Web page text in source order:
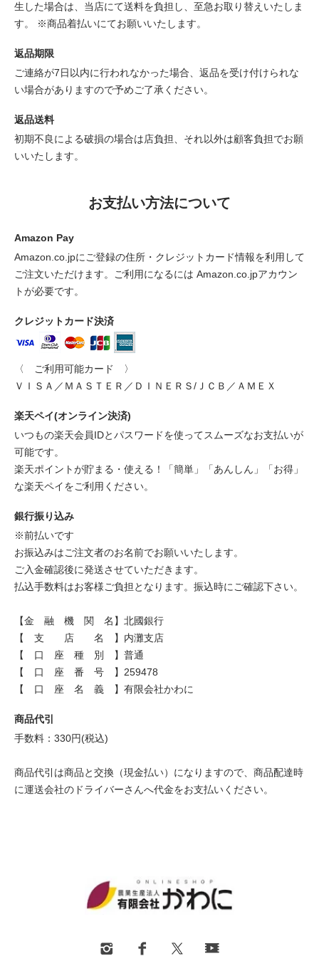
生した場合は、当店にて送料を負担し、至急お取り替えいたしま
す。 ※商品着払いにてお願いいたします。
返品期限
ご連絡が7日以内に行われなかった場合、返品を受け付けられな
い場合がありますので予めご了承ください。
返品送料
初期不良による破損の場合は店負担、それ以外は顧客負担でお願
いいたします。
お支払い方法について
Amazon Pay
Amazon.co.jpにご登録の住所・クレジットカード情報を利用して
ご注文いただけます。ご利用になるには Amazon.co.jpアカウン
トが必要です。
クレジットカード決済
〈 ご利用可能カード 〉
ＶＩＳＡ／ＭＡＳＴＥＲ／ＤＩＮＥＲＳ/ＪＣＢ／ＡＭＥＸ
楽天ペイ(オンライン決済)
いつもの楽天会員IDとパスワードを使ってスムーズなお支払いが
可能です。
楽天ポイントが貯まる・使える！「簡単」「あんしん」「お得」
な楽天ペイをご利用ください。
銀行振り込み
※前払いです
お振込みはご注文者のお名前でお願いいたします。
ご入金確認後に発送させていただきます。
払込手数料はお客様ご負担となります。振込時にご確認下さい。
【金 融 機 関 名】北國銀行
【 支 店 名 】内灘支店
【 口 座 種 別 】普通
【 口 座 番 号 】259478
【 口 座 名 義 】有限会社かわに
商品代引
手数料：330円(税込)
商品代引は商品と交換（現金払い）になりますので、商品配達時
に運送会社のドライバーさんへ代金をお支払いください。